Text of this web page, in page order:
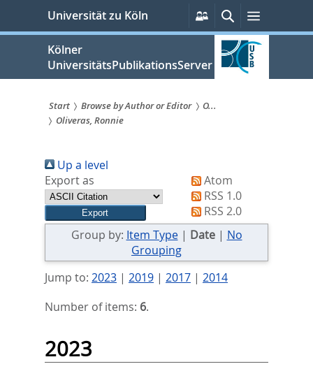
springen
Universität zu Köln
Persönliche
Services
SucheMenü
Kölner
UniversitätsPublikationsServer
Sie
sind
hier:
Start Browse by Author or Editor
O...
Oliveras, Ronnie
Up a level
Export as
Atom
RSS 1.0
RSS 2.0
Group by: Item Type| Date| No
Grouping
Jump to: 2023| 2019| 2017| 2014
Number of items: 6.
2023